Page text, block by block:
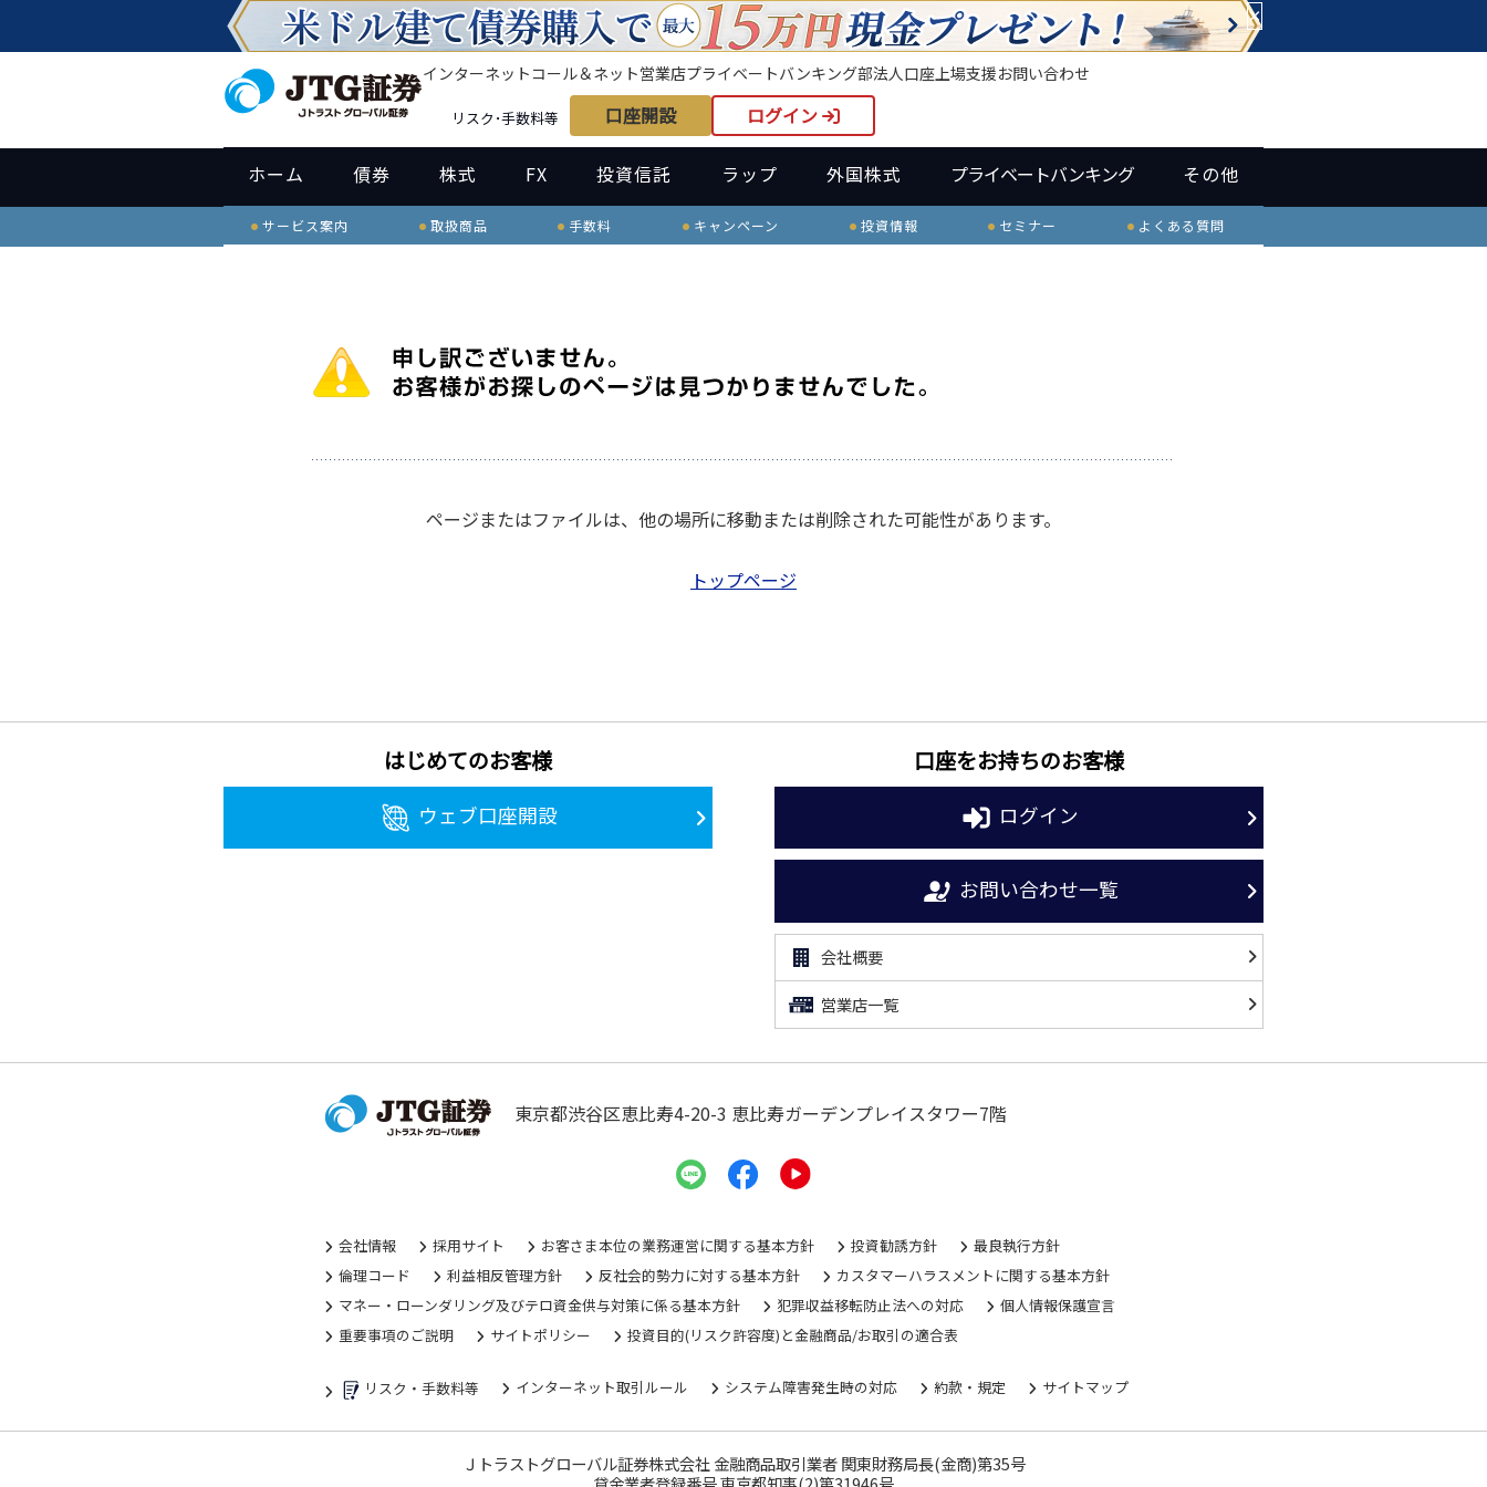
×
インターネットコール＆ネット営業店プライベートバンキング部法人口座上場支援お問い合わせ
リスク･手数料等 口座開設 ログイン
ホーム 債券 株式 FX 投資信託 ラップ 外国株式 プライベートバンキング その他
サービス案内 取扱商品 手数料 キャンペーン 投資情報 セミナー よくある質問
ページまたはファイルは、他の場所に移動または削除された可能性があります。
トップページ
はじめてのお客様
ウェブ口座開設
口座をお持ちのお客様
ログイン
お問い合わせ一覧
会社概要
営業店一覧
東京都渋谷区恵比寿4-20-3 恵比寿ガーデンプレイスタワー7階
会社情報 採用サイト お客さま本位の業務運営に関する基本方針 投資勧誘方針
最良執行方針
倫理コード
利益相反管理方針 反社会的勢力に対する基本方針
カスタマーハラスメントに関する基本方針
マネー・ローンダリング及びテロ資金供与対策に係る基本方針
犯罪収益移転防止法への対応
個人情報保護宣言
重要事項のご説明
サイトポリシー 投資目的(リスク許容度)と金融商品/お取引の適合表
リスク・手数料等 インターネット取引ルール システム障害発生時の対応 約款・規定 サイトマップ
Ｊトラストグローバル証券株式会社 金融商品取引業者 関東財務局長(金商)第35号